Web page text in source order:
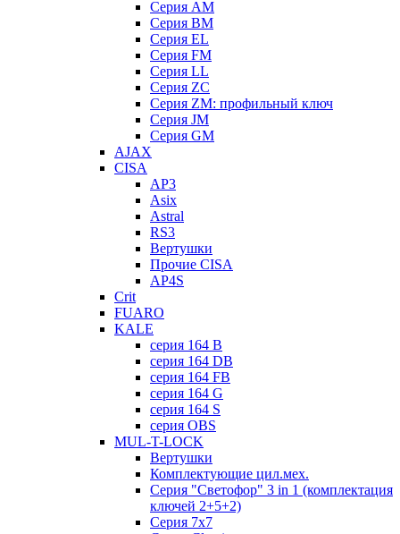
Серия AM
Серия BM
Серия EL
Серия FM
Серия LL
Серия ZC
Серия ZM: профильный ключ
Серия JM
Серия GM
AJAX
CISA
AP3
Asix
Astral
RS3
Вертушки
Прочие CISA
AP4S
Crit
FUARO
KALE
серия 164 B
серия 164 DB
серия 164 FB
серия 164 G
серия 164 S
серия OBS
MUL-T-LOCK
Вертушки
Комплектующие цил.мех.
Серия "Светофор" 3 in 1 (комплектация
ключей 2+5+2)
Серия 7х7